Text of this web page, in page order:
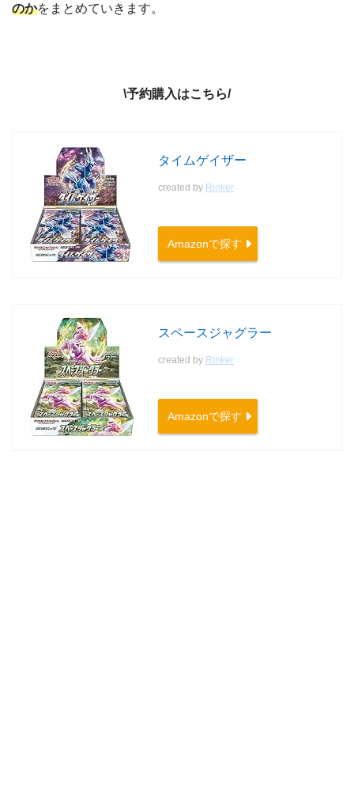
のかをまとめていきます。
\予約購入はこちら/
タイムゲイザー
created by Rinker
Amazonで探す
スペースジャグラー
created by Rinker
Amazonで探す